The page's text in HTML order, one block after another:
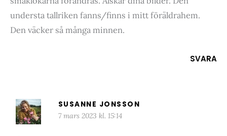
understa tallriken fanns/finns i mitt föräldrahem.
Den väcker så många minnen.
SVARA
SUSANNE JONSSON
7 mars 2023 kl. 15:14